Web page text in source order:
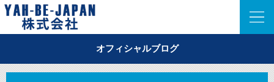
オフィシャルブログ